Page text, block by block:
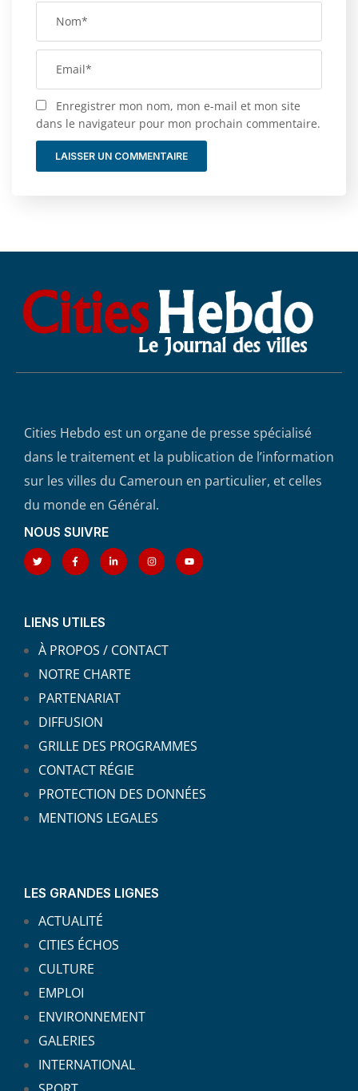
Enregistrer mon nom, mon e-mail et mon site
dans le navigateur pour mon prochain commentaire.
Cities Hebdo est un organe de presse spécialisé
dans le traitement et la publication de l’information
sur les villes du Cameroun en particulier, et celles
du monde en Général.
NOUS SUIVRE
LIENS UTILES
À PROPOS / CONTACT
NOTRE CHARTE
PARTENARIAT
DIFFUSION
GRILLE DES PROGRAMMES
CONTACT RÉGIE
PROTECTION DES DONNÉES
MENTIONS LEGALES
LES GRANDES LIGNES
ACTUALITÉ
CITIES ÉCHOS
CULTURE
EMPLOI
ENVIRONNEMENT
GALERIES
INTERNATIONAL